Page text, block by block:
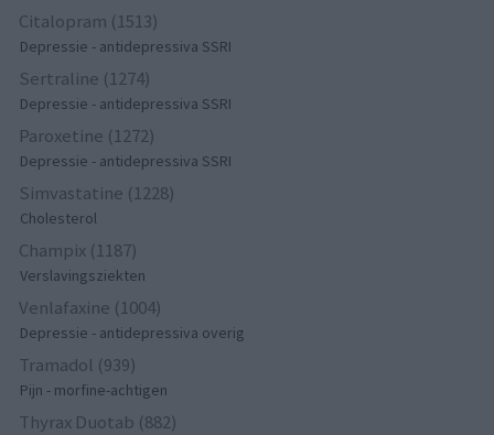
Citalopram (1513)
Depressie - antidepressiva SSRI
Sertraline (1274)
Depressie - antidepressiva SSRI
Paroxetine (1272)
Depressie - antidepressiva SSRI
Simvastatine (1228)
Cholesterol
Champix (1187)
Verslavingsziekten
Venlafaxine (1004)
Depressie - antidepressiva overig
Tramadol (939)
Pijn - morfine-achtigen
Thyrax Duotab (882)